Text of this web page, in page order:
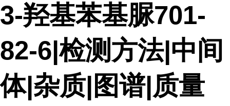
3-羟基苯基脲701-
82-6|检测方法|中间
体|杂质|图谱|质量